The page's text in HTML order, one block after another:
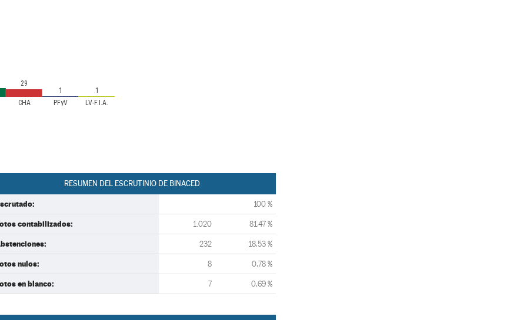
CHA PFyV LV-F.I.A.
29
1
1
RESUMEN DEL ESCRUTINIO DE BINACED
100 %
contabilizados: 1.020 81,47 %
232 18,53 %
nulos: 8 0,78 %
en blanco: 7 0,69 %